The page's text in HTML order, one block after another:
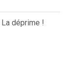
déprime !